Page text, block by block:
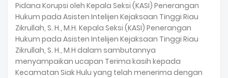
Pidana Korupsi oleh Kepala Seksi (KASI) Penerangan
Hukum pada Asisten Intelijen Kejaksaan Tinggi Riau
Zikrullah, S. H., M.H. Kepala Seksi (KASI) Penerangan
Hukum pada Asisten Intelijen Kejaksaan Tinggi Riau
Zikrullah, S. H., M.H dalam sambutannya
menyampaikan ucapan Terima kasih kepada
Kecamatan Siak Hulu yang telah menerima dengan